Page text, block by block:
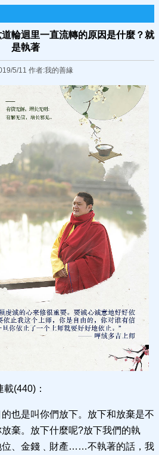
輪迴里一直流轉的原因是什麼？就
是執著
5/11 作者:我的善緣
(440)：
也是叫你們放下。放下和放棄是不
棄。放下什麼呢?放下我們的執
位、金錢﹑財產……不執著的話，我